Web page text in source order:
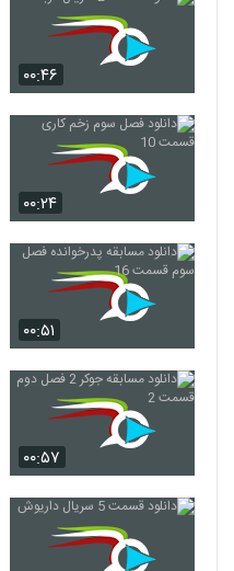
۰۰:۴۶
۰۰:۲۴
۰۰:۵۱
۰۰:۵۷